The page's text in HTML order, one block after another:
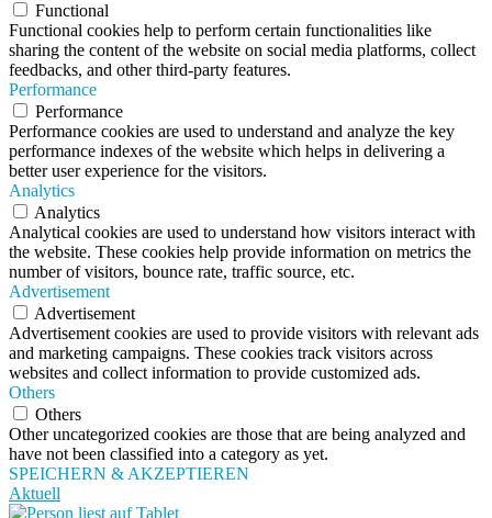
Functional
Functional cookies help to perform certain functionalities like
sharing the content of the website on social media platforms, collect
feedbacks, and other third-party features.
Performance
Performance
Performance cookies are used to understand and analyze the key
performance indexes of the website which helps in delivering a
better user experience for the visitors.
Analytics
Analytics
Analytical cookies are used to understand how visitors interact with
the website. These cookies help provide information on metrics the
number of visitors, bounce rate, traffic source, etc.
Advertisement
Advertisement
Advertisement cookies are used to provide visitors with relevant ads
and marketing campaigns. These cookies track visitors across
websites and collect information to provide customized ads.
Others
Others
Other uncategorized cookies are those that are being analyzed and
have not been classified into a category as yet.
SPEICHERN & AKZEPTIEREN
Aktuell